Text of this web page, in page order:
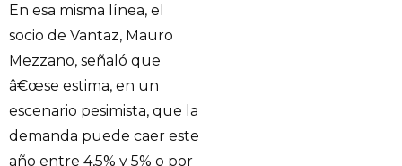
En esa misma línea, el
socio de Vantaz, Mauro
Mezzano, señaló que
â€œse estima, en un
escenario pesimista, que la
demanda puede caer este
año entre 4,5% y 5% o por